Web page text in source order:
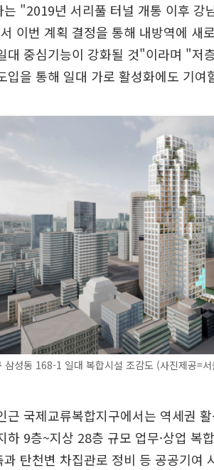
는 "2019년 서리풀 터널 개통 이후 강
이번 계획 결정을 통해 내방역에 새
대 중심기능이 강화될 것"이라며 "저
입을 통해 일대 가로 활성화에도 기여
성동 168-1 일대 복합시설 조감도 (사진제공=서
근 국제교류복합지구에서는 역세권
하 9층~지상 28층 규모 업무·상업 복
탄천변 차집관로 정비 등 공공기여